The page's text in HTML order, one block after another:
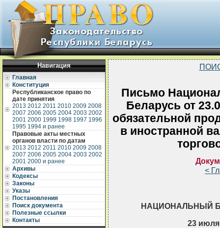
Навигация
Главная
Конституция
Республиканское право по
дате принятия
2013 2012 2011 2010 2009 2008
2007 2006 2005 2004 2003 2002
2001 2000 1999 1998 1997 1996
1995 1994 и ранее
Правовые акты местных
органов власти по датам
2013 2012 2011 2010 2009 2008
2007 2006 2005 2004 2003 2002
2001 2000 и ранее
Архивы
Кодексы
Законы
Указы
Постановления
Поиск документа
Полезные ссылки
Контакты
Письмо
Беларусь от
обязательной
в иностранной
<
НАЦИОНАЛЬНЫЙ
23 июля